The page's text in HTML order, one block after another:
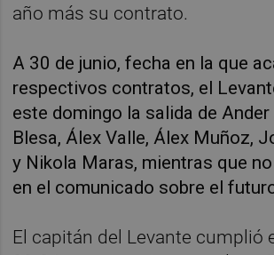
año más su contrato.
A 30 de junio, fecha en la que
respectivos contratos, el
este domingo la salida de Ander
Blesa, Álex Valle, Álex Muñoz,
y Nikola Maras, mientras que
en el comunicado sobre el
El capitán del Levante cumplió